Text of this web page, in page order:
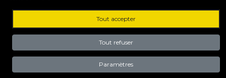
Tel. +39 0424 1903462
Capitale Sociale € 150.000
interamente versato Registro Imprese
CF e P.IVA (IT) 03883140240
Tout accepter
Tout refuser
Paramètres